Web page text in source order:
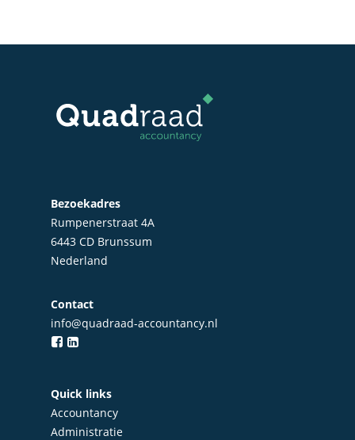
Bezoekadres
Rumpenerstraat 4A
6443 CD Brunssum
Nederland
Contact
info@quadraad-accountancy.nl
Quick links
Accountancy
Administratie